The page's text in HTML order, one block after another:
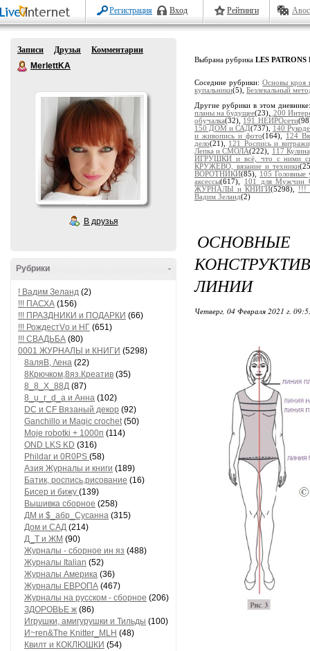
Регистрация Вход Рейтинги
Записи Друзья
Комментарии
MerlettKA
В друзья
-
Рубрики
! Вадим Зеланд (2)
!!! ПАСХА (156)
!!! ПРАЗДНИКИ и ПОДАРКИ (66)
!!! РождестVо и НГ (651)
!!! СВАДЬБА (80)
0001 ЖУРНАЛЫ и КНИГИ (5298)
8аляB, /\ена (22)
8Крючком,8яз.Креатив (35)
8_8_Х_88Д (87)
8_u_г_d_a и Анна (102)
DC и CF Вязаный декор (92)
Ganchillo и Magic crochet(50)
Moje robotki + 1000п (114)
OND LKS KD (316)
Phildar и 0R0PS (58)
Азия Журналы и книги (189)
Батик, роспись,рисование (16)
Бисер и бижу (139)
Вышивка сборное (258)
ДМ и $_абр_Сусанна (315)
Дом и САД (214)
Д_Т и ЖМ (90)
Журналы - сборное ин яз (488)
Журналы Italian (52)
Журналы Америка (36)
Журналы ЕВРОПА (467)
Журналы на русском - сборное (206)
ЗДОРОВЬЕ ж (86)
Игрушки, амигурушки и Тильды (100)
И~ren&The Knitter_MLH (48)
Квилт и КОКЛЮШКИ (54)
Выбрана рубрика LES PATRONS
Соседние рубрики:Основы кроя
купальники(5), Безлекальный
Другие рубрики в этом
планы на будущее(23), 200
обучалка(32), 191 НЕЙРОсети
150 ДОМ и САД(737), 140
и живопись и фото(164), 124
дело(21), 121 Роспись и
Лепка и СМОЛА(222),
117
ИГРУШКИ и всё, что с ними
КРУЖЕВО, вязание и техники
ВОРОТНИКИ(85),
105 Головные
аксессы(617),
101 для Мужчин
ЖУРНАЛЫ и КНИГИ(5298),
!!!
Вадим Зеланд(2)
ЛИНИИ
Четверг, 04 Февраля 2021 г.